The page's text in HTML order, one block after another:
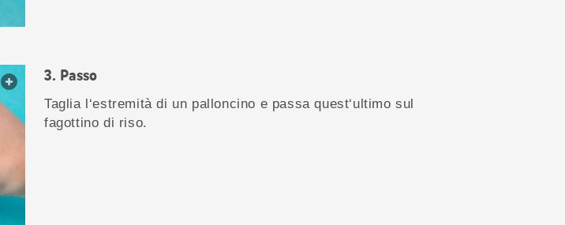
web.lightbox.openLink
Passo
Taglia l‘estremità di un palloncino e passa quest‘ultimo sul
fagottino di riso.